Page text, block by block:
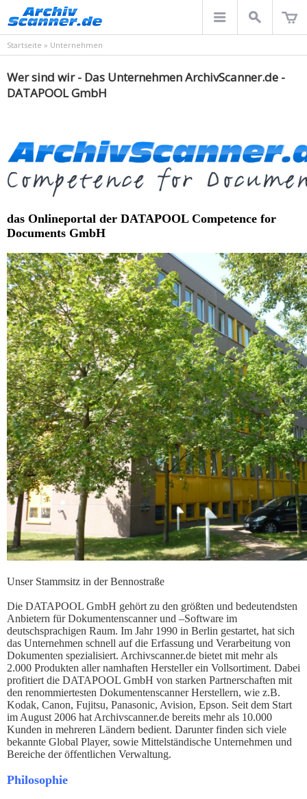
Startseite » Unternehmen
Wer sind wir - Das Unternehmen ArchivScanner.de -
DATAPOOL GmbH
das Onlineportal der DATAPOOL Competence for
Documents GmbH
Unser Stammsitz in der Bennostraße
Die DATAPOOL GmbH gehört zu den größten und bedeutendsten
Anbietern für Dokumentenscanner und –Software im
deutschsprachigen Raum. Im Jahr 1990 in Berlin gestartet, hat sich
das Unternehmen schnell auf die Erfassung und Verarbeitung von
Dokumenten spezialisiert. Archivscanner.de bietet mit mehr als
2.000 Produkten aller namhaften Hersteller ein Vollsortiment. Dabei
profitiert die DATAPOOL GmbH von starken Partnerschaften mit
den renommiertesten Dokumentenscanner Herstellern, wie z.B.
Kodak, Canon, Fujitsu, Panasonic, Avision, Epson. Seit dem Start
im August 2006 hat Archivscanner.de bereits mehr als 10.000
Kunden in mehreren Ländern bedient. Darunter finden sich viele
bekannte Global Player, sowie Mittelständische Unternehmen und
Bereiche der öffentlichen Verwaltung.
Philosophie